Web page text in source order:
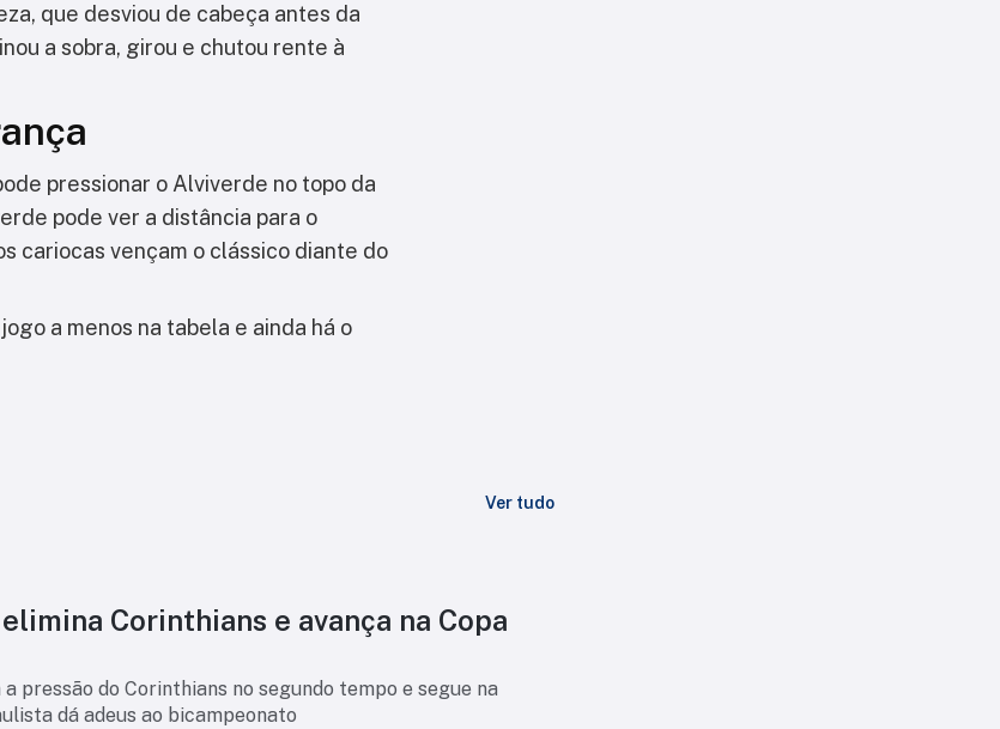
que desviou de cabeça antes da
a sobra, girou e chutou rente à
pressionar o Alviverde no topo da
pode ver a distância para o
cariocas vençam o clássico diante do
a menos na tabela e ainda há o
Ver tudo
Corinthians e avança na Copa
pressão do Corinthians no segundo tempo e segue na
dá adeus ao bicampeonato